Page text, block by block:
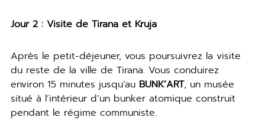
Jour 2 : Visite de Tirana et Kruja
Après le petit-déjeuner, vous poursuivrez la visite
du reste de la ville de Tirana. Vous conduirez
environ 15 minutes jusqu’au BUNK’ART, un musée
situé à l’intérieur d’un bunker atomique construit
pendant le régime communiste.